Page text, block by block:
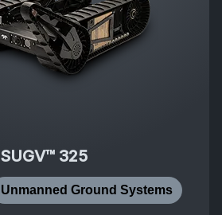
SUGV™ 325
Unmanned Ground Systems